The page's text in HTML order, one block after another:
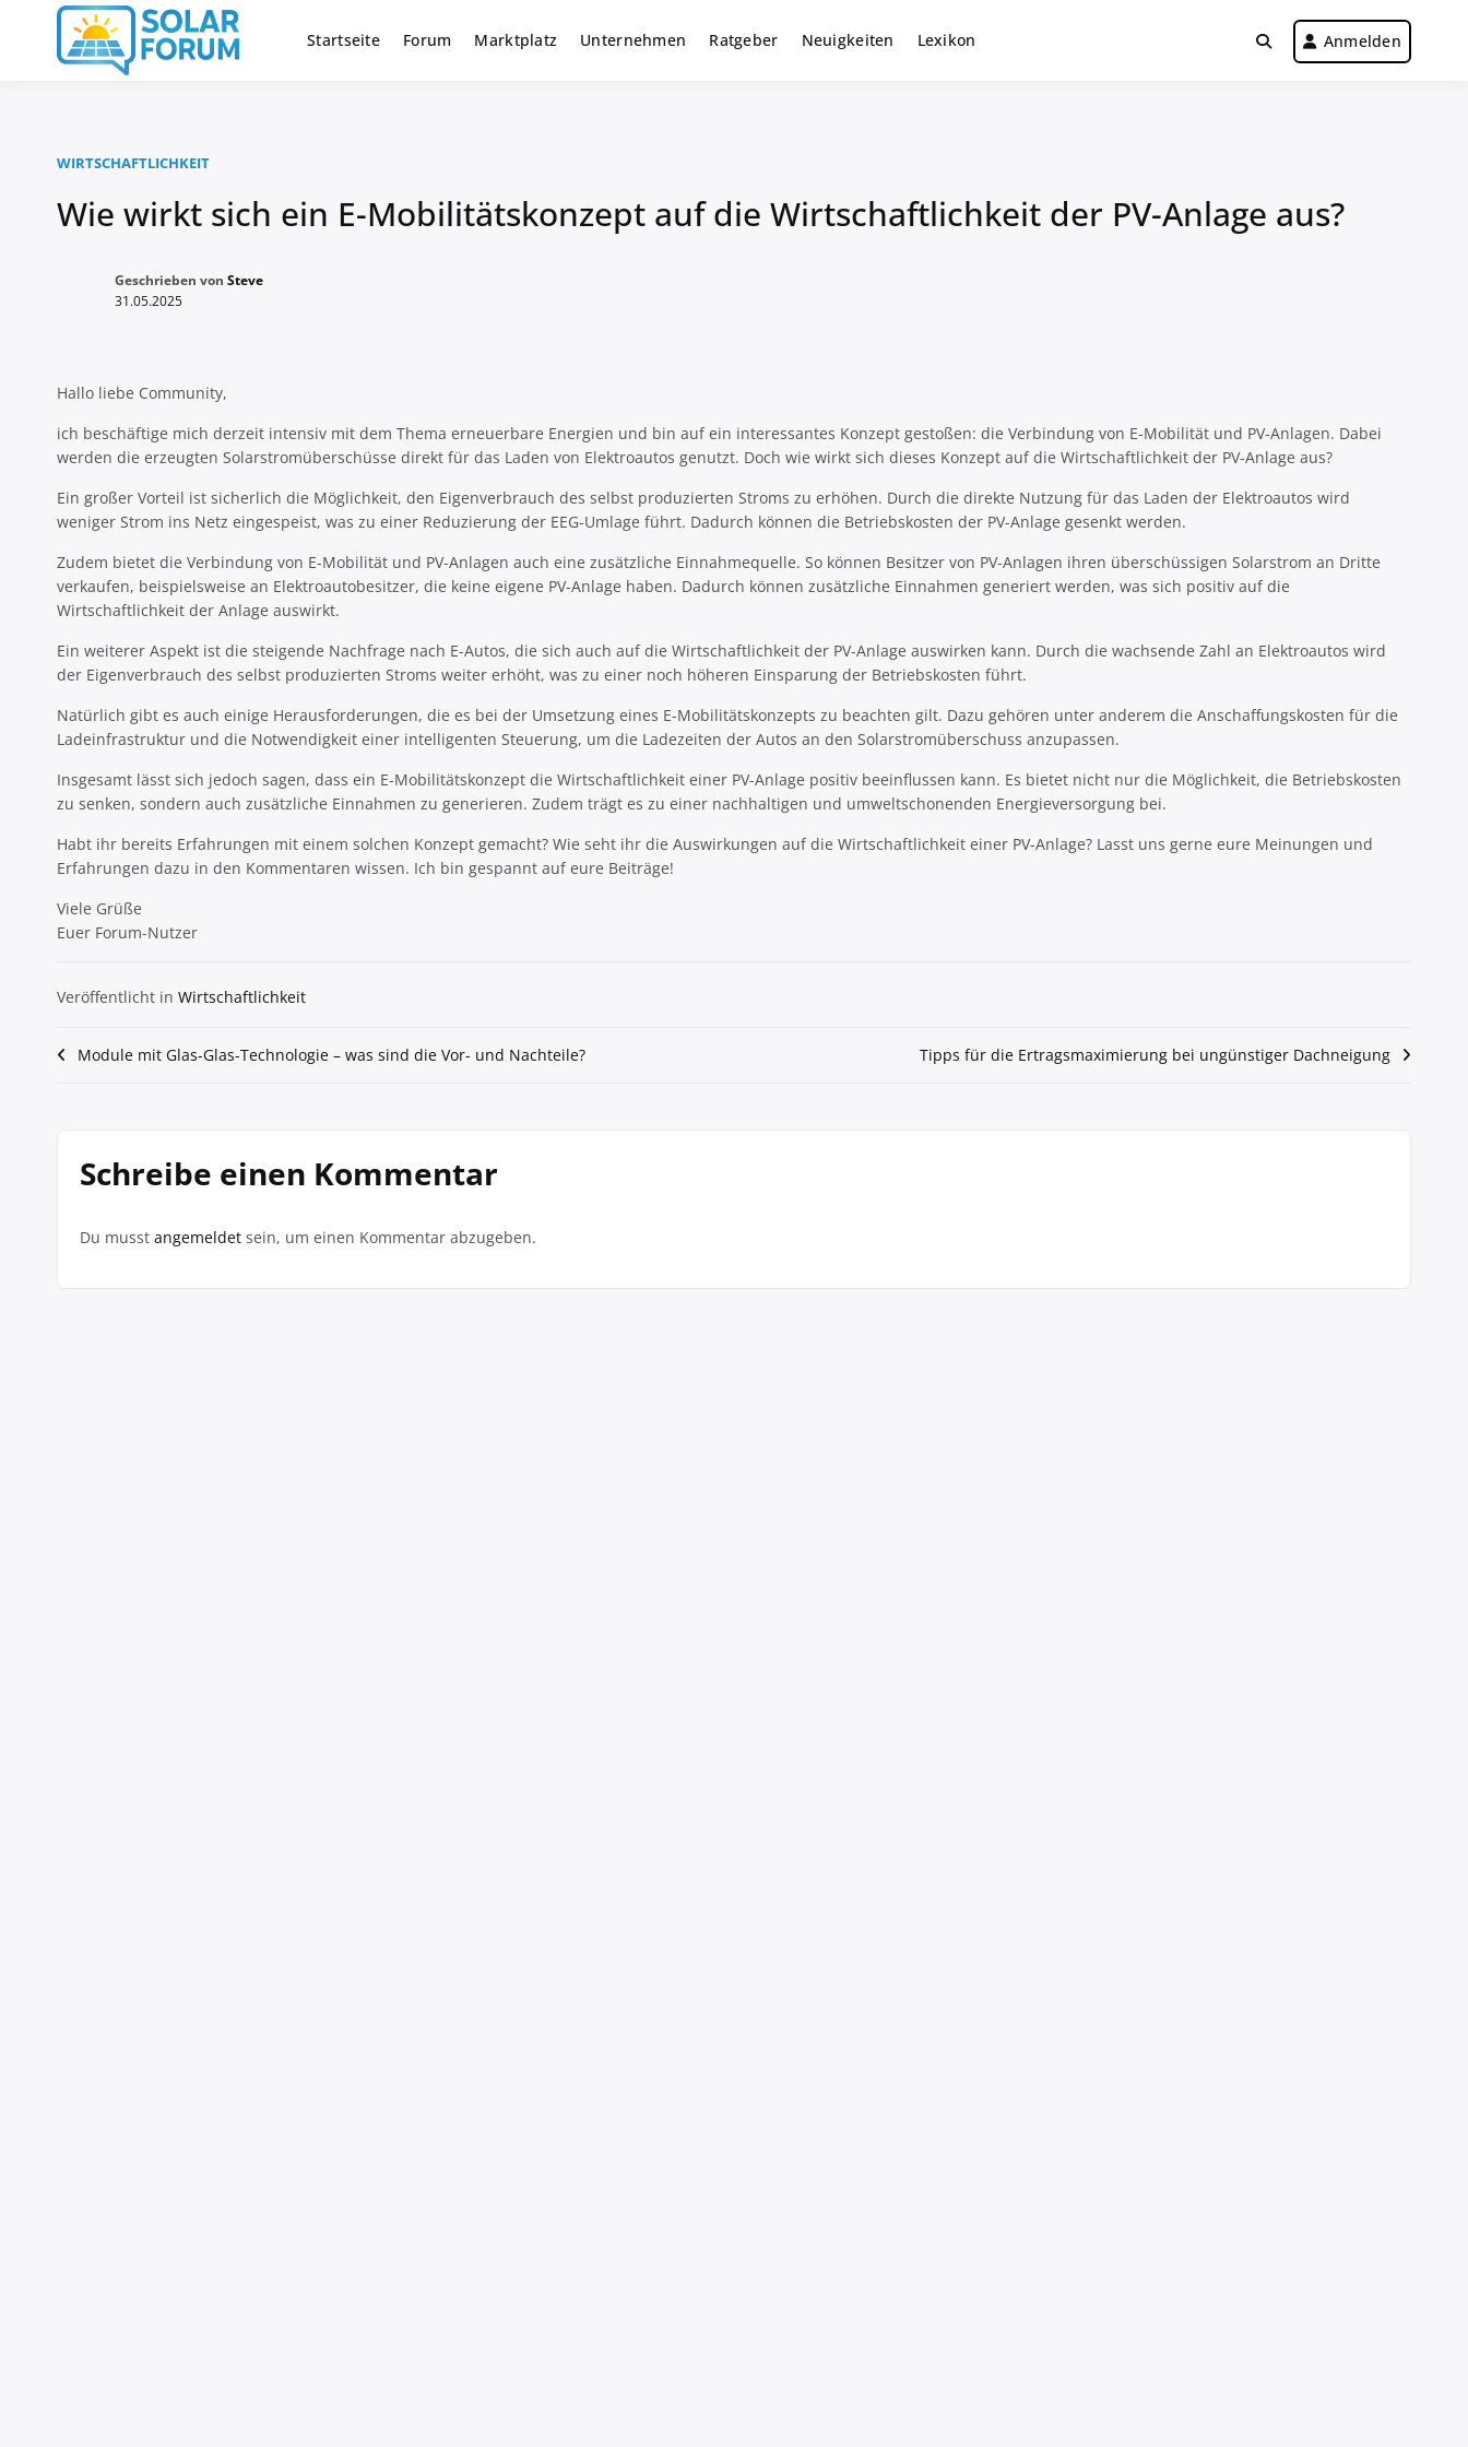
springen
Solar Forum
Deutschlandweit Nr. 1 Forum für gewerbliche Solar Investments
Startseite Forum Marktplatz Unternehmen Ratgeber Neuigkeiten Lexikon Anmelden
WIRTSCHAFTLICHKEIT
Wie wirkt sich ein E-Mobilitätskonzept auf die Wirtschaftlichkeit der PV-Anlage aus?
Geschrieben von Steve
31.05.2025
Hallo liebe Community,
ich beschäftige mich derzeit intensiv mit dem Thema erneuerbare Energien und bin auf ein interessantes Konzept gestoßen: die Verbindung von E-Mobilität und PV-Anlagen. Dabei
werden die erzeugten Solarstromüberschüsse direkt für das Laden von Elektroautos genutzt. Doch wie wirkt sich dieses Konzept auf die Wirtschaftlichkeit der PV-Anlage aus?
Ein großer Vorteil ist sicherlich die Möglichkeit, den Eigenverbrauch des selbst produzierten Stroms zu erhöhen. Durch die direkte Nutzung für das Laden der Elektroautos wird
weniger Strom ins Netz eingespeist, was zu einer Reduzierung der EEG-Umlage führt. Dadurch können die Betriebskosten der PV-Anlage gesenkt werden.
Zudem bietet die Verbindung von E-Mobilität und PV-Anlagen auch eine zusätzliche Einnahmequelle. So können Besitzer von PV-Anlagen ihren überschüssigen Solarstrom an Dritte
verkaufen, beispielsweise an Elektroautobesitzer, die keine eigene PV-Anlage haben. Dadurch können zusätzliche Einnahmen generiert werden, was sich positiv auf die
Wirtschaftlichkeit der Anlage auswirkt.
Ein weiterer Aspekt ist die steigende Nachfrage nach E-Autos, die sich auch auf die Wirtschaftlichkeit der PV-Anlage auswirken kann. Durch die wachsende Zahl an Elektroautos wird
der Eigenverbrauch des selbst produzierten Stroms weiter erhöht, was zu einer noch höheren Einsparung der Betriebskosten führt.
Natürlich gibt es auch einige Herausforderungen, die es bei der Umsetzung eines E-Mobilitätskonzepts zu beachten gilt. Dazu gehören unter anderem die Anschaffungskosten für die
Ladeinfrastruktur und die Notwendigkeit einer intelligenten Steuerung, um die Ladezeiten der Autos an den Solarstromüberschuss anzupassen.
Insgesamt lässt sich jedoch sagen, dass ein E-Mobilitätskonzept die Wirtschaftlichkeit einer PV-Anlage positiv beeinflussen kann. Es bietet nicht nur die Möglichkeit, die Betriebskosten
zu senken, sondern auch zusätzliche Einnahmen zu generieren. Zudem trägt es zu einer nachhaltigen und umweltschonenden Energieversorgung bei.
Habt ihr bereits Erfahrungen mit einem solchen Konzept gemacht? Wie seht ihr die Auswirkungen auf die Wirtschaftlichkeit einer PV-Anlage? Lasst uns gerne eure Meinungen und
Erfahrungen dazu in den Kommentaren wissen. Ich bin gespannt auf eure Beiträge!
Viele Grüße
Euer Forum-Nutzer
Veröffentlicht in Wirtschaftlichkeit
Beitragsnavigation
Module mit Glas-Glas-Technologie – was sind die Vor- und Nachteile? Tipps für die Ertragsmaximierung bei ungünstiger Dachneigung
Schreibe einen Kommentar
Du musst angemeldet sein, um einen Kommentar abzugeben.